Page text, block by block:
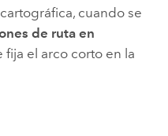
cuando se
de ruta en
fija el arco corto en la